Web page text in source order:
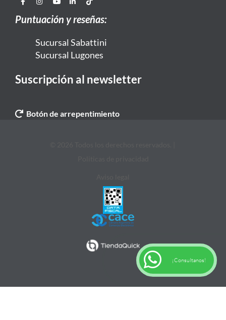
Puntuación y reseñas:
Sucursal Sabattini
Sucursal Lugones
Suscripción al newsletter
Botón de arrepentimiento
¡Consultanos!